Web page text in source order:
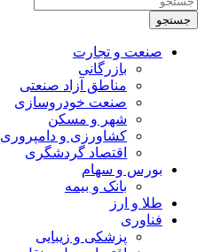
جستجو
صنعت و تجارت
بازرگانی
مناطق آزاد صنعتی
صنعت خودروسازی
شهر و مسکن
کشاورزی و دامپروری
اقتصاد گردشگری
بورس و سهام
بانک و بیمه
طلا و ارز
فناوری
پزشکی و زیبایی